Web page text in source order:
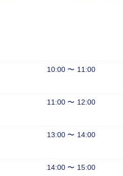
10:00 〜 11:00
11:00 〜 12:00
13:00 〜 14:00
14:00 〜 15:00